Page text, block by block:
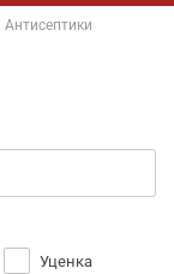
Антисептики
Уценка